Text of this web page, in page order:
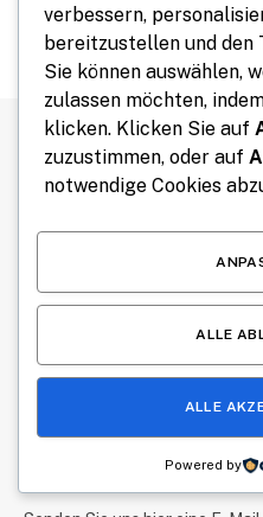
benötigt?…
ÜBER UNS
Bremen Daily liefert täglich
interessante Geschichten aus
berichten über lokale
Region bewegen. Bleiben Sie
Bremen jeden Tag neu.
verbessern,
bereitzustellen und den
Sie können auswählen,
zulassen möchten,
klicken. Klicken Sie auf
zuzustimmen, oder auf
notwendige Cookies
ALLE
ALLE
Powered by